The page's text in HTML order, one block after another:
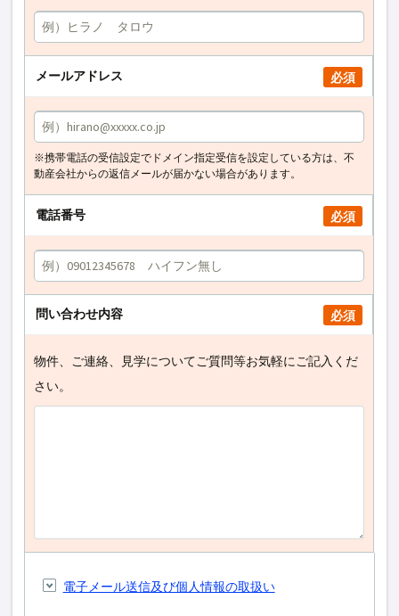
メールアドレス 必須
※携帯電話の受信設定でドメイン指定受信を設定している方は、不
動産会社からの返信メールが届かない場合があります。
電話番号 必須
問い合わせ内容 必須
物件、ご連絡、見学についてご質問等お気軽にご記入くだ
さい。
電子メール送信及び個人情報の取扱い